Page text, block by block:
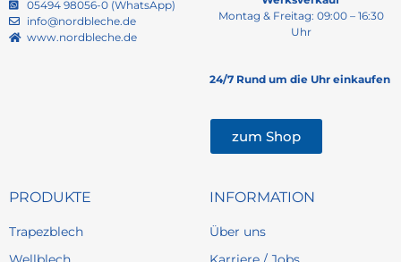
05494 98056-0 (WhatsApp)
info@nordbleche.de
www.nordbleche.de
Montag & Freitag: 09:00 – 16:30
Uhr
24/7 Rund um die Uhr einkaufen
zum Shop
PRODUKTE
Trapezblech
INFORMATION
Über uns